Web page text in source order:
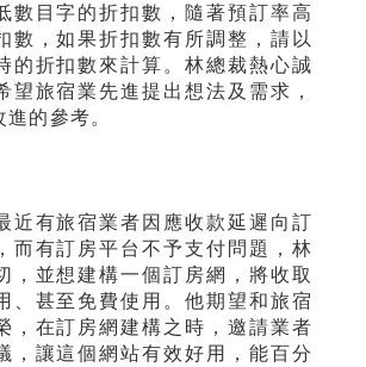
數目字的折扣數，隨著預訂率高
數，如果折扣數有所調整，請以
的折扣數來計算。林總裁熱心誠
望旅宿業先進提出想法及需求，
的參考。
近有旅宿業者因應收款延遲向訂
而有訂房平台不予支付問題，林
，並想建構一個訂房網，將收取
、甚至免費使用。他期望和旅宿
，在訂房網建構之時，邀請業者
，讓這個網站有效好用，能百分